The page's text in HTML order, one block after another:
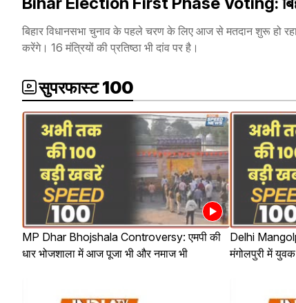
बिहार विधानसभा चुनाव के पहले चरण के लिए आज से मतदान शुरू हो
करेंगे। 16 मंत्रियों की प्रतिष्ठा भी दांव पर है।
सुपरफास्ट 100
MP Dhar Bhojshala Controversy: एमपी की
धार भोजशाला में आज पूजा भी और नमाज भी
Delhi
मंगोलपुरी में